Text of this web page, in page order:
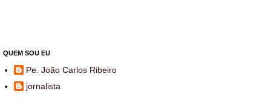
QUEM SOU EU
Pe. João Carlos Ribeiro
jornalista